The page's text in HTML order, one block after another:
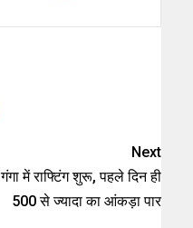
Next
गंगा में राफ्टिंग शुरू, पहले दिन ही
500 से ज्यादा का आंकड़ा पार